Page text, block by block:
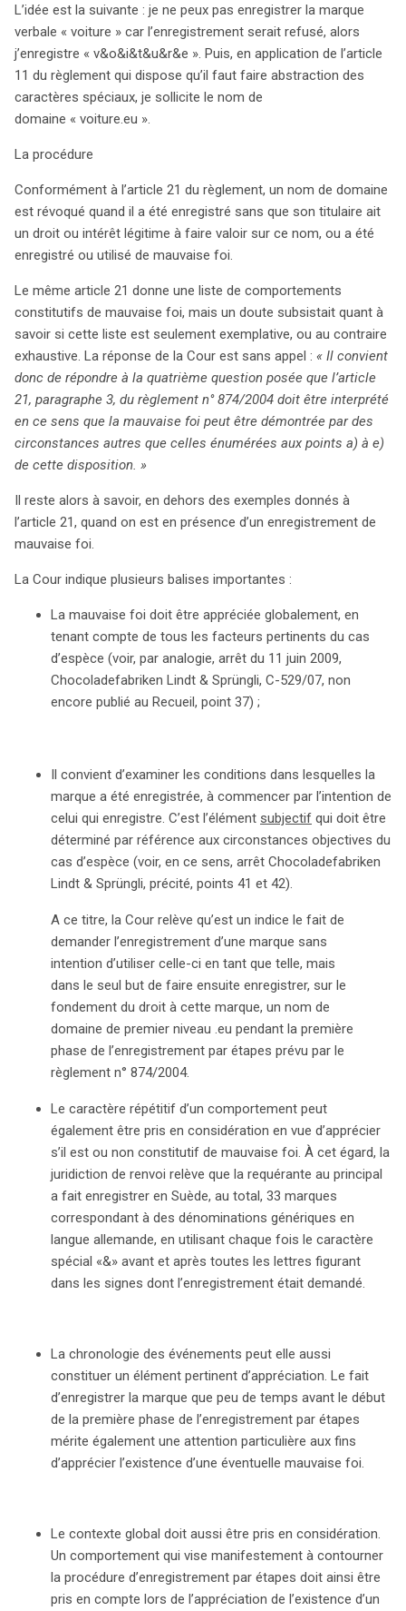
une intention malveillante. Ainsi, l’analyse des conditions
d’enregistrement des marques et des noms de domaine
est essentielle pour déterminer la validité des
revendications dans cette procédure d’enregistrement
par étapes, prévenant ainsi les abus.
L’idée est la suivante : je ne peux pas enregistrer la marque
verbale « voiture » car l’enregistrement serait refusé, alors
j’enregistre « v&o&i&t&u&r&e ». Puis, en application de l’article
11 du règlement qui dispose qu’il faut faire abstraction des
caractères spéciaux, je sollicite le nom de
domaine « voiture.eu ».
La procédure
Conformément à l’article 21 du règlement, un nom de domaine
est révoqué quand il a été enregistré sans que son titulaire ait
un droit ou intérêt légitime à faire valoir sur ce nom, ou a été
enregistré ou utilisé de mauvaise foi.
Le même article 21 donne une liste de comportements
constitutifs de mauvaise foi, mais un doute subsistait quant à
savoir si cette liste est seulement exemplative, ou au contraire
exhaustive. La réponse de la Cour est sans appel : « Il convient
donc de répondre à la quatrième question posée que l’article
21, paragraphe 3, du règlement n° 874/2004 doit être interprété
en ce sens que la mauvaise foi peut être démontrée par des
circonstances autres que celles énumérées aux points a) à e)
de cette disposition. »
Il reste alors à savoir, en dehors des exemples donnés à
l’article 21, quand on est en présence d’un enregistrement de
mauvaise foi.
La Cour indique plusieurs balises importantes :
La mauvaise foi doit être appréciée globalement, en
tenant compte de tous les facteurs pertinents du cas
d’espèce (voir, par analogie, arrêt du 11 juin 2009,
Chocoladefabriken Lindt & Sprüngli, C-529/07, non
encore publié au Recueil, point 37) ;
Il convient d’examiner les conditions dans lesquelles la
marque a été enregistrée, à commencer par l’intention de
celui qui enregistre. C’est l’élément subjectif qui doit être
déterminé par référence aux circonstances objectives du
cas d’espèce (voir, en ce sens, arrêt Chocoladefabriken
Lindt & Sprüngli, précité, points 41 et 42).
A ce titre, la Cour relève qu’est un indice le fait de
demander l’enregistrement d’une marque sans
intention d’utiliser celle-ci en tant que telle, mais
dans le seul but de faire ensuite enregistrer, sur le
fondement du droit à cette marque, un nom de
domaine de premier niveau .eu pendant la première
phase de l’enregistrement par étapes prévu par le
règlement n° 874/2004.
Le caractère répétitif d’un comportement peut
également être pris en considération en vue d’apprécier
s’il est ou non constitutif de mauvaise foi. À cet égard, la
juridiction de renvoi relève que la requérante au principal
a fait enregistrer en Suède, au total, 33 marques
correspondant à des dénominations génériques en
langue allemande, en utilisant chaque fois le caractère
spécial «&» avant et après toutes les lettres figurant
dans les signes dont l’enregistrement était demandé.
La chronologie des événements peut elle aussi
constituer un élément pertinent d’appréciation. Le fait
d’enregistrer la marque que peu de temps avant le début
de la première phase de l’enregistrement par étapes
mérite également une attention particulière aux fins
d’apprécier l’existence d’une éventuelle mauvaise foi.
Le contexte global doit aussi être pris en considération.
Un comportement qui vise manifestement à contourner
la procédure d’enregistrement par étapes doit ainsi être
pris en compte lors de l’appréciation de l’existence d’un